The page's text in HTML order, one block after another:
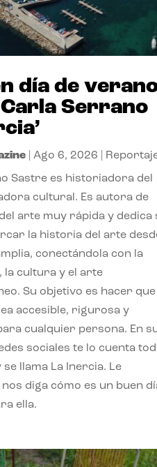
día de
Serrano
| Ago 6, 2026
Sastre es historiadora del
cultural. Es autora de
arte muy rápida y dedica
la historia del arte
conectándola con la
la cultura y el arte
Su objetivo es hacer que
accesible, rigurosa y
cualquier persona. En
sociales te lo cuenta
llama La Inercia. Le
diga cómo es un buen
ella.